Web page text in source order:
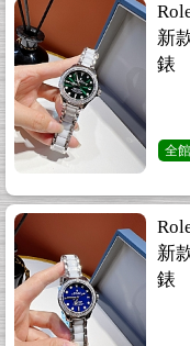
新
錶
全
新
錶